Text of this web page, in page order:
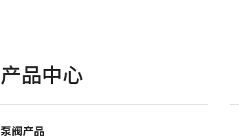
产品中心
泵阀产品